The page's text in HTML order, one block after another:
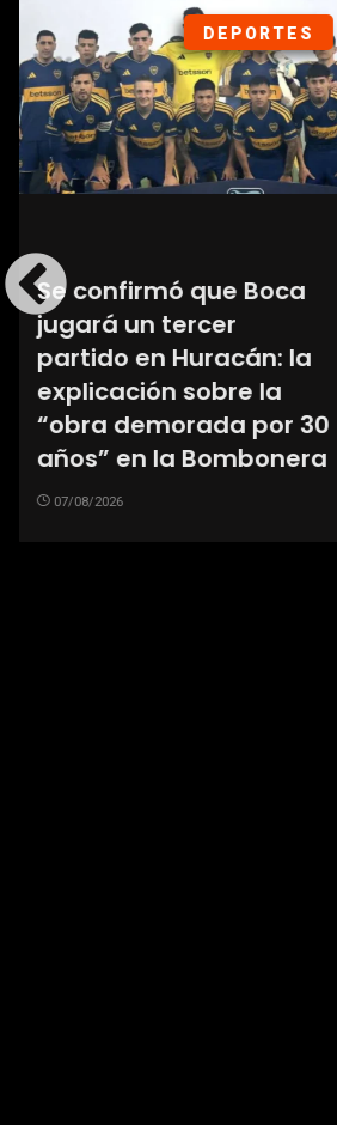
POLÍTICA
ARA San Juan: qué
deberá explicar el
tribunal tras condenar
a Claudio Villamide
07/08/2026